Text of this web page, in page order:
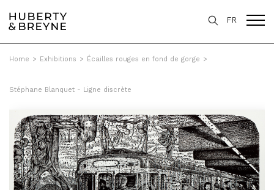
FR
Home > Exhibitions > Écailles rouges en fond de gorge >
Stéphane Blanquet - Ligne discrète